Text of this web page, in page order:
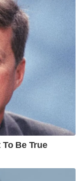
Be True